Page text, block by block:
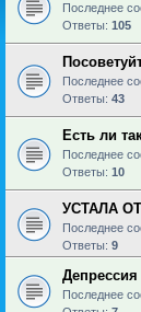
Последнее
Ответы: 105
Последнее
Ответы: 43
Есть ли
Последнее
Ответы: 10
УСТАЛА
Последнее
Ответы: 9
Депрессия
Последнее